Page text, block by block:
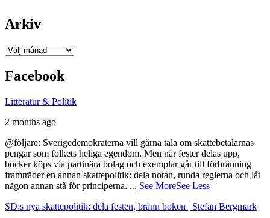
Arkiv
Arkiv
Facebook
Litteratur & Politik
2 months ago
@följare: Sverigedemokraterna vill gärna tala om skattebetalarnas
pengar som folkets heliga egendom. Men när fester delas upp,
böcker köps via partinära bolag och exemplar går till förbränning
framträder en annan skattepolitik: dela notan, runda reglerna och låt
någon annan stå för principerna. ... See MoreSee Less
SD:s nya skattepolitik: dela festen, bränn boken | Stefan Bergmark